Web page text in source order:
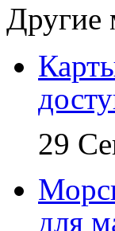
Другие
29
для